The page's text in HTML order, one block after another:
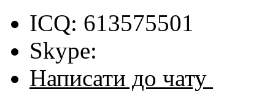
ICQ: 613575501
Skype:
Написати до чату